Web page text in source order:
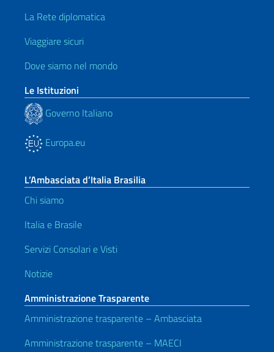
La Rete diplomatica
Viaggiare sicuri
Dove siamo nel mondo
Le Istituzioni
Governo Italiano
Europa.eu
L’Ambasciata d’Italia Brasilia
Chi siamo
Italia e Brasile
Servizi Consolari e Visti
Notizie
Amministrazione Trasparente
Amministrazione trasparente – Ambasciata
Amministrazione trasparente – MAECI